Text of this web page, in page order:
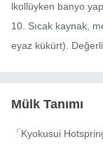
lkollüyken banyo
10. Sıcak kaynak,
eyaz kükürt).
Mülk Tanımı
「Kyokusui